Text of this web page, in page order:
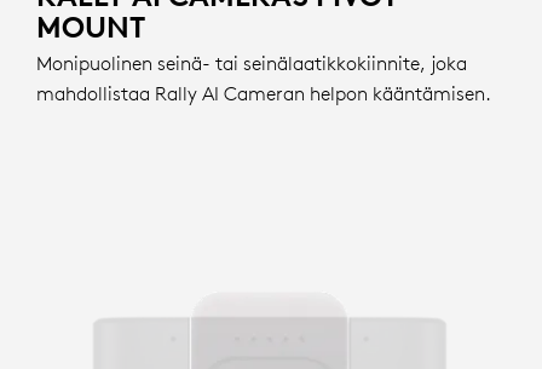
MOUNT
Monipuolinen seinä- tai seinälaatikkokiinnite, joka
mahdollistaa Rally AI Cameran helpon kääntämisen.